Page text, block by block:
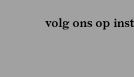
volg ons op